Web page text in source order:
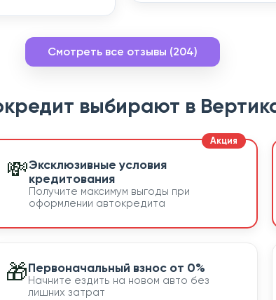
Смотреть все отзывы (204)
выбирают в
💸Эксклюзивные условия
кредитования
Получите максимум выгоды при
оформлении автокредита
🎁Первоначальный взнос от 0%
Начните ездить на новом авто без
лишних затрат